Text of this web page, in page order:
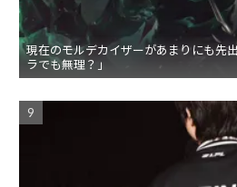
現在のモルデカイザーがあまりにも先
ラでも無理？」